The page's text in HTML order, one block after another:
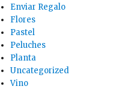
Enviar Regalo
Flores
Pastel
Peluches
Planta
Uncategorized
Vino